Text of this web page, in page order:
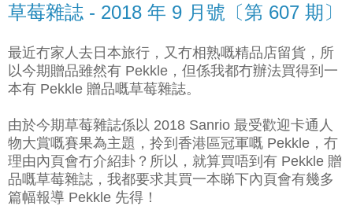
草莓雜誌 - 2018 年 9 月號〔第 607 期〕
最近冇家人去日本旅行，又冇相熟嘅精品店留貨，所
以今期贈品雖然有 Pekkle，但係我都冇辦法買得到一
本有 Pekkle 贈品嘅草莓雜誌。
由於今期草莓雜誌係以 2018 Sanrio 最受歡迎卡通人
物大賞嘅賽果為主題，拎到香港區冠軍嘅 Pekkle，冇
理由內頁會冇介紹卦？所以，就算買唔到有 Pekkle 贈
品嘅草莓雜誌，我都要求其買一本睇下內頁會有幾多
篇幅報導 Pekkle 先得！